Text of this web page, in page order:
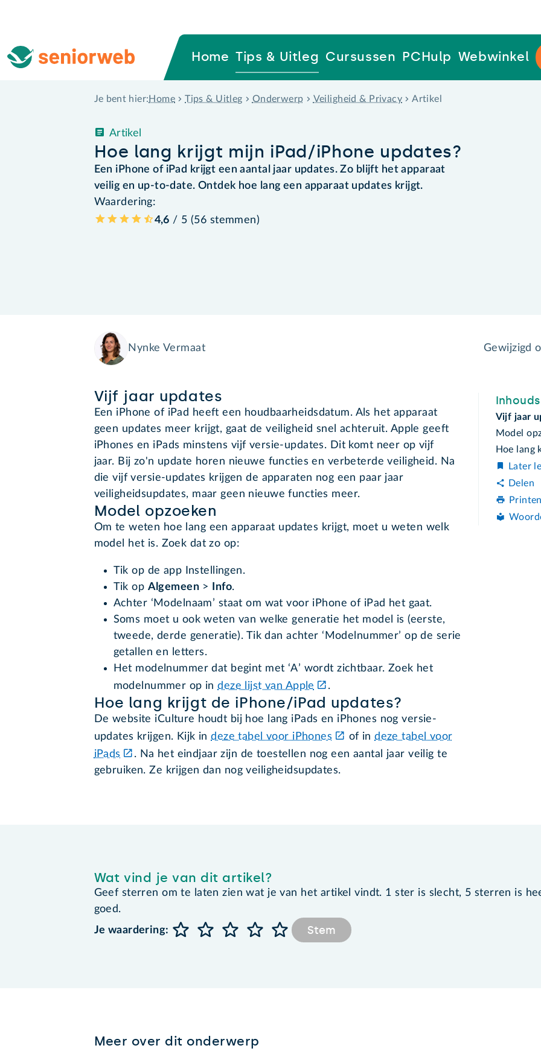
Home Tips & Uitleg Cursussen PCHulp Webwinkel
Je bent hier: Home Tips & Uitleg Onderwerp Veiligheid & Privacy Artikel
Hoe lang krijgt mijn iPad/iPhone updates?
Artikel
Een iPhone of iPad krijgt een aantal jaar updates. Zo blijft het apparaat
veilig en up-to-date. Ontdek hoe lang een apparaat updates krijgt.
Waardering:
4,6 / 5 (56 stemmen)
Nynke Vermaat Gewijzigd
Vijf jaar updates
Een iPhone of iPad heeft een houdbaarheidsdatum. Als het apparaat
geen updates meer krijgt, gaat de veiligheid snel achteruit. Apple geeft
iPhones en iPads minstens vijf versie-updates. Dit komt neer op vijf
jaar. Bij zo'n update horen nieuwe functies en verbeterde veiligheid. Na
die vijf versie-updates krijgen de apparaten nog een paar jaar
veiligheidsupdates, maar geen nieuwe functies meer.
Model opzoeken
Om te weten hoe lang een apparaat updates krijgt, moet u weten welk
model het is. Zoek dat zo op:
Tik op de app Instellingen.
Tik op Algemeen> Info.
Achter ‘Modelnaam’ staat om wat voor iPhone of iPad het gaat.
Soms moet u ook weten van welke generatie het model is (eerste,
tweede, derde generatie). Tik dan achter ‘Modelnummer’ op de serie
getallen en letters.
Het modelnummer dat begint met ‘A’ wordt zichtbaar. Zoek het
modelnummer op indeze lijst van Apple .
Hoe lang krijgt de iPhone/iPad updates?
De website iCulture houdt bij hoe lang iPads en iPhones nog versie-
updates krijgen. Kijk indeze tabel voor iPhones of indeze tabel voor
iPads
. Na het eindjaar zijn de toestellen nog een aantal jaar veilig te
gebruiken. Ze krijgen dan nog veiligheidsupdates.
Vijf jaar
Model
Hoe lang
Later
Delen
Wat vind je van dit artikel?
Geef sterren om te laten zien wat je van het artikel vindt. 1 ster is slecht, 5 sterren is
goed.
Je waardering:
Stem
Meer over dit onderwerp